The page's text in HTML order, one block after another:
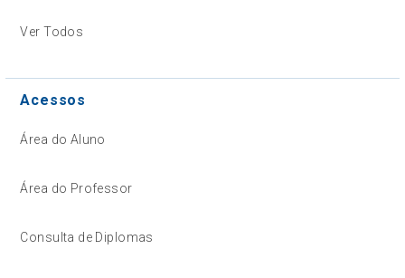
Ver Todos
Acessos
Área do Aluno
Área do Professor
Consulta de Diplomas